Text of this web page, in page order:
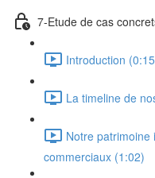
7-Etude de cas
Introduction
La timeline de
Notre patrimoine
commerciaux (1:02)